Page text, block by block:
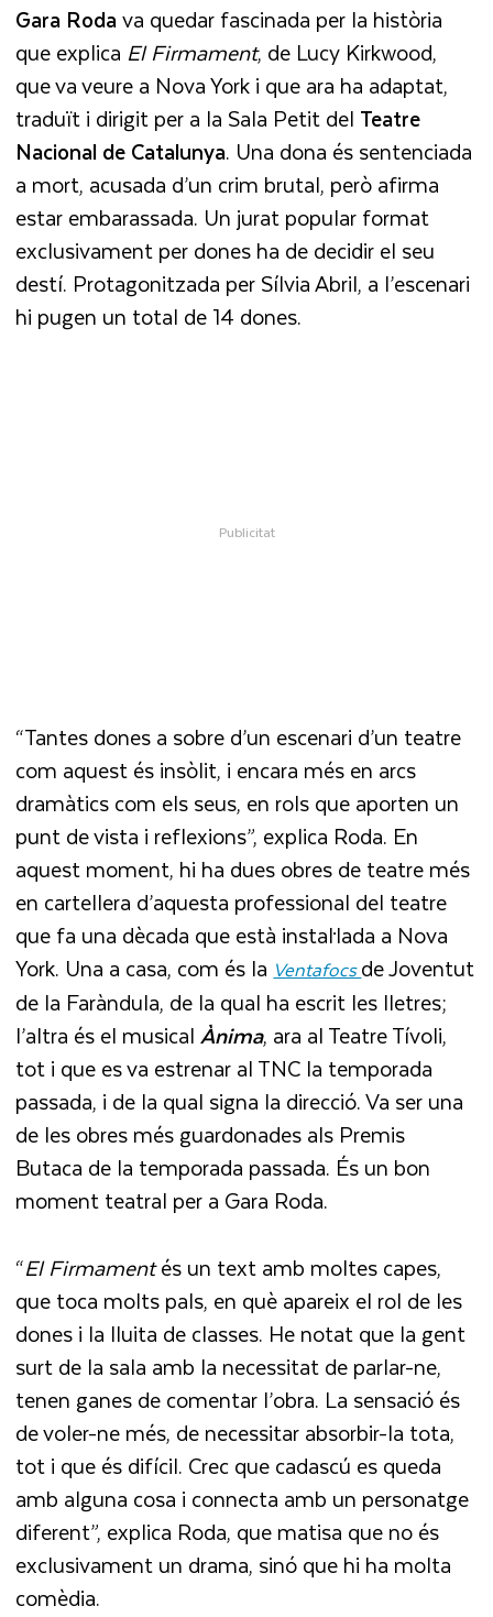
Gara Rodava quedar fascinada per la història
que explica El Firmament, de Lucy Kirkwood,
que va veure a Nova York i que ara ha adaptat,
traduït i dirigit per a la Sala Petit del Teatre
Nacional de Catalunya. Una dona és sentenciada
a mort, acusada d’un crim brutal, però afirma
estar embarassada. Un jurat popular format
exclusivament per dones ha de decidir el seu
destí. Protagonitzada per Sílvia Abril, a l’escenari
hi pugen un total de 14 dones.
“Tantes dones a sobre d’un escenari d’un teatre
com aquest és insòlit, i encara més en arcs
dramàtics com els seus, en rols que aporten un
punt de vista i reflexions”, explica Roda. En
aquest moment, hi ha dues obres de teatre més
en cartellera d’aquesta professional del teatre
que fa una dècada que està instal·lada a Nova
York. Una a casa, com és laVentafocsde Joventut
de la Faràndula, de la qual ha escrit les lletres;
l’altra és el musicalÀnima, ara al Teatre Tívoli,
tot i que es va estrenar al TNC la temporada
passada, i de la qual signa la direcció. Va ser una
de les obres més guardonades als Premis
Butaca de la temporada passada. És un bon
moment teatral per a Gara Roda.
“El Firmamentés un text amb moltes capes,
que toca molts pals, en què apareix el rol de les
dones i la lluita de classes. He notat que la gent
surt de la sala amb la necessitat de parlar-ne,
tenen ganes de comentar l’obra. La sensació és
de voler-ne més, de necessitar absorbir-la tota,
tot i que és difícil. Crec que cadascú es queda
amb alguna cosa i connecta amb un personatge
diferent”, explica Roda, que matisa que no és
exclusivament un drama, sinó que hi ha molta
comèdia.